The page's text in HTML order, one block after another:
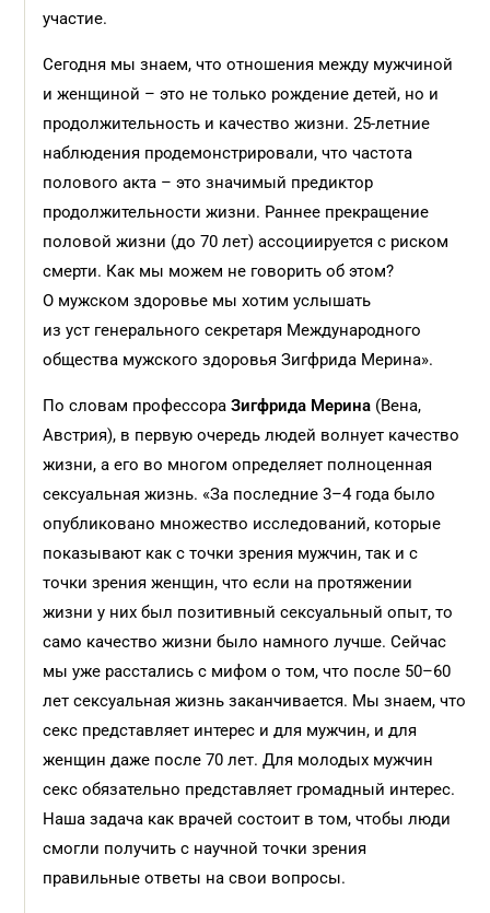
участие.
Сегодня мы знаем, что отношения между мужчиной
и женщиной – это не только рождение детей, но и
продолжительность и качество жизни. 25-летние
наблюдения продемонстрировали, что частота
полового акта – это значимый предиктор
продолжительности жизни. Раннее прекращение
половой жизни (до 70 лет) ассоциируется с риском
смерти. Как мы можем не говорить об этом?
О мужском здоровье мы хотим услышать
из уст генерального секретаря Международного
общества мужского здоровья Зигфрида Мерина».
По словам профессораЗигфрида Мерина (Вена,
Австрия), в первую очередь людей волнует качество
жизни, а его во многом определяет полноценная
сексуальная жизнь. «За последние 3–4 года было
опубликовано множество исследований, которые
показывают как с точки зрения мужчин, так и с
точки зрения женщин, что если на протяжении
жизни у них был позитивный сексуальный опыт, то
само качество жизни было намного лучше. Сейчас
мы уже расстались с мифом о том, что после 50–60
лет сексуальная жизнь заканчивается. Мы знаем, что
секс представляет интерес и для мужчин, и для
женщин даже после 70 лет. Для молодых мужчин
секс обязательно представляет громадный интерес.
Наша задача как врачей состоит в том, чтобы люди
смогли получить с научной точки зрения
правильные ответы на свои вопросы.